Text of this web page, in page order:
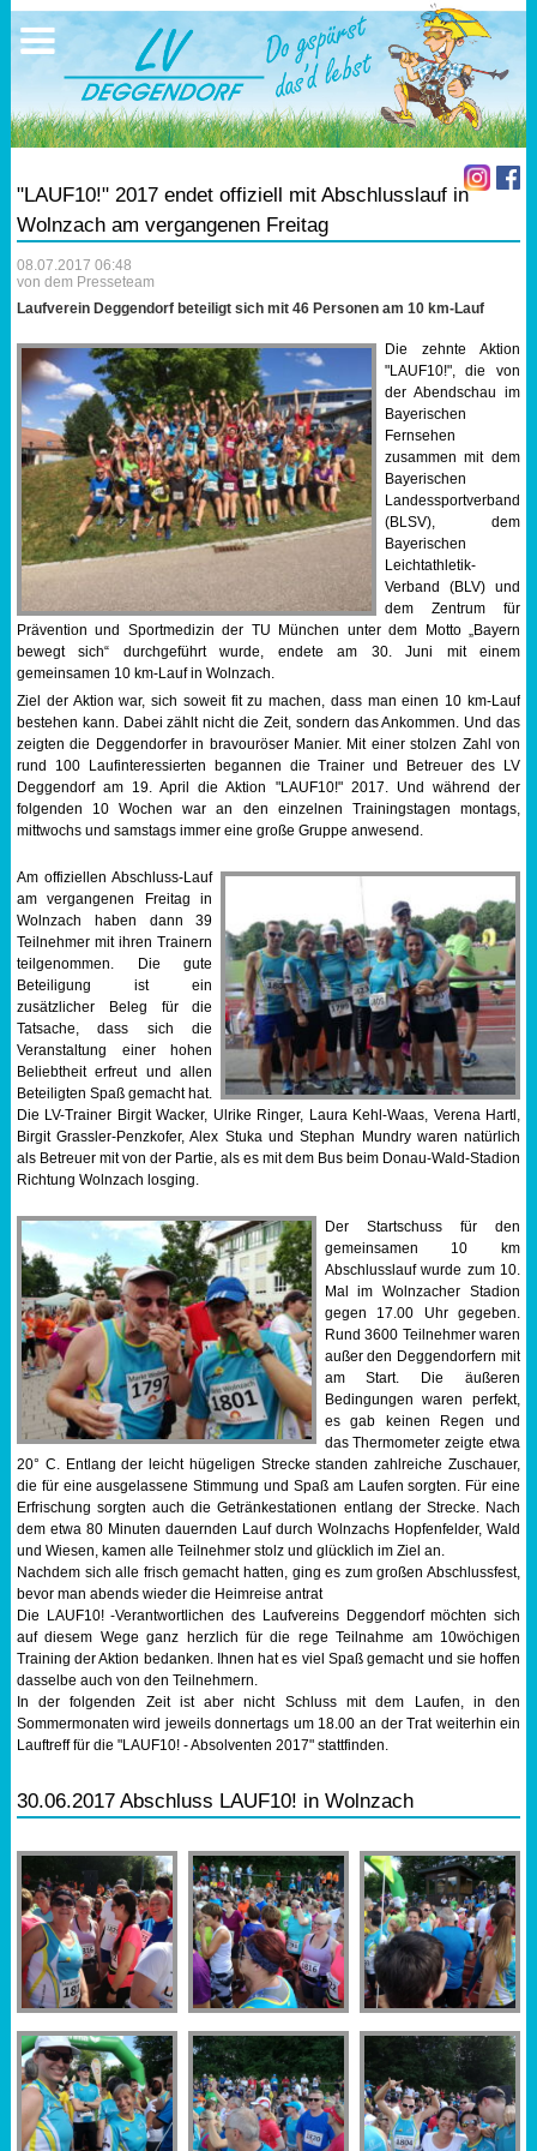
"LAUF10!" 2017 endet offiziell mit Abschlusslauf in
Wolnzach am vergangenen Freitag
08.07.2017 06:48
von dem Presseteam
Laufverein Deggendorf beteiligt sich mit 46 Personen am 10 km-Lauf
Die zehnte Aktion
"LAUF10!", die von
der Abendschau im
Bayerischen
Fernsehen
zusammen mit dem
Bayerischen
Landessportverband
(BLSV), dem
Bayerischen
Leichtathletik-
Verband (BLV) und
dem Zentrum für
Prävention und Sportmedizin der TU München unter dem Motto „Bayern
bewegt sich“ durchgeführt wurde, endete am 30. Juni mit einem
gemeinsamen 10 km-Lauf in Wolnzach.
Ziel der Aktion war, sich soweit fit zu machen, dass man einen 10 km-Lauf
bestehen kann. Dabei zählt nicht die Zeit, sondern das Ankommen. Und das
zeigten die Deggendorfer in bravouröser Manier. Mit einer stolzen Zahl von
rund 100 Laufinteressierten begannen die Trainer und Betreuer des LV
Deggendorf am 19. April die Aktion "LAUF10!" 2017. Und während der
folgenden 10 Wochen war an den einzelnen Trainingstagen montags,
mittwochs und samstags immer eine große Gruppe anwesend.
Am offiziellen Abschluss-Lauf
am vergangenen Freitag in
Wolnzach haben dann 39
Teilnehmer mit ihren Trainern
teilgenommen. Die gute
Beteiligung ist ein
zusätzlicher Beleg für die
Tatsache, dass sich die
Veranstaltung einer hohen
Beliebtheit erfreut und allen
Beteiligten Spaß gemacht hat.
Die LV-Trainer Birgit Wacker, Ulrike Ringer, Laura Kehl-Waas, Verena Hartl,
Birgit Grassler-Penzkofer, Alex Stuka und Stephan Mundry waren natürlich
als Betreuer mit von der Partie, als es mit dem Bus beim Donau-Wald-Stadion
Richtung Wolnzach losging.
Der Startschuss für den
gemeinsamen 10 km
Abschlusslauf wurde zum 10.
Mal im Wolnzacher Stadion
gegen 17.00 Uhr gegeben.
Rund 3600 Teilnehmer waren
außer den Deggendorfern mit
am Start. Die äußeren
Bedingungen waren perfekt,
es gab keinen Regen und
das Thermometer zeigte etwa
20° C. Entlang der leicht hügeligen Strecke standen zahlreiche Zuschauer,
die für eine ausgelassene Stimmung und Spaß am Laufen sorgten. Für eine
Erfrischung sorgten auch die Getränkestationen entlang der Strecke. Nach
dem etwa 80 Minuten dauernden Lauf durch Wolnzachs Hopfenfelder, Wald
und Wiesen, kamen alle Teilnehmer stolz und glücklich im Ziel an.
Nachdem sich alle frisch gemacht hatten, ging es zum großen Abschlussfest,
bevor man abends wieder die Heimreise antrat
Die LAUF10! -Verantwortlichen des Laufvereins Deggendorf möchten sich
auf diesem Wege ganz herzlich für die rege Teilnahme am 10wöchigen
Training der Aktion bedanken. Ihnen hat es viel Spaß gemacht und sie hoffen
dasselbe auch von den Teilnehmern.
In der folgenden Zeit ist aber nicht Schluss mit dem Laufen, in den
Sommermonaten wird jeweils donnertags um 18.00 an der Trat weiterhin ein
Lauftreff für die "LAUF10! - Absolventen 2017" stattfinden.
30.06.2017 Abschluss LAUF10! in Wolnzach
Sportangebote
Trainingszeiten
Laufen
Triathlon
Schwimmen
Orientierungslauf
Nachwuchsförderung
Sportabzeichen
Tempo & Gymnastik
Ausschreibungen
17.05.2026 Triathlon
Ergebnisse
Ergebnisse
Mitgliedschaft
Vereinskleidung
Übungs- Gruppenleiter
SEPA Info
Bankverbindung